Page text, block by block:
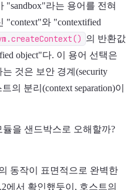
"sandbox"라는 용어를 전혀
와 "contextified
의 반환값
object"다. 이 용어 선택은
것은 보안 경계(security
의 분리(context separation)이
듈을 샌드박스로 오해할까?
동작이 표면적으로 완벽한
에서 확인했듯이, 호스트의